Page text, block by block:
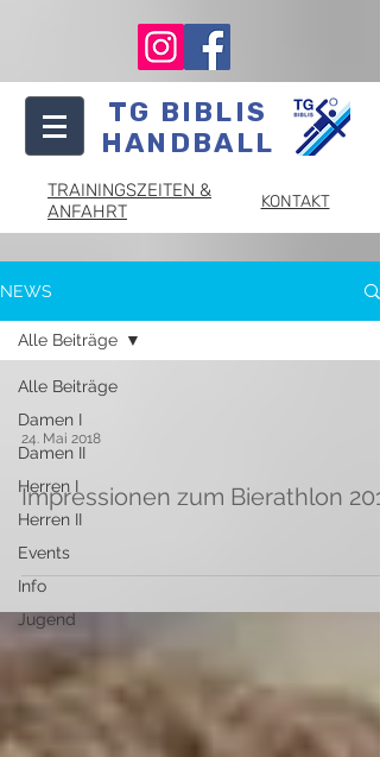
TG BIBLIS
HANDBALL
TRAININGSZEITEN &
ANFAHRT
KONTAKT
NEWS
Alle Beiträge
Damen I
Damen II
Herren I
Herren II
Events
Info
Jugend
Alle Beiträge
24. Mai 2018
Impressionen zum Bierathlon